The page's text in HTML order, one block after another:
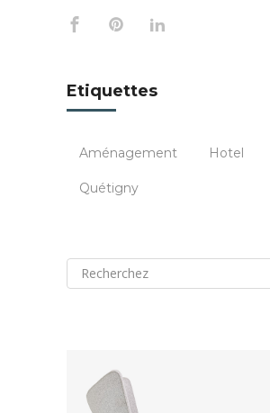
Etiquettes
Aménagement Hotel
Quétigny